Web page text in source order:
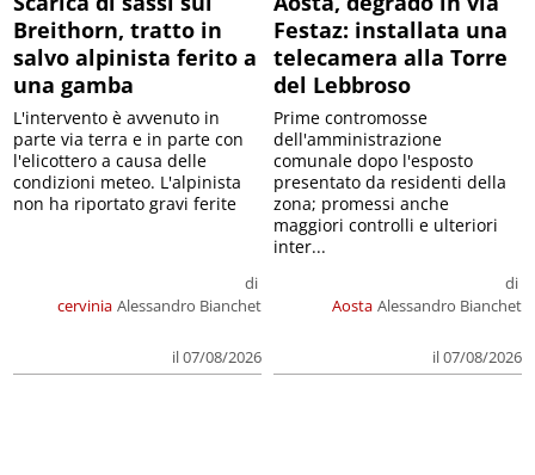
Breithorn, tratto in
salvo alpinista ferito a
una gamba
cervinia
di
Alessandro Bianchet
il 07/08/2026
L'intervento è avvenuto in
parte via terra e in parte con
l'elicottero a causa delle
condizioni meteo. L'alpinista
non ha riportato gravi ferite
Festaz: installata una
telecamera alla Torre
del Lebbroso
Aosta
di
Alessandro Bianchet
il 07/08/2026
Prime contromosse
dell'amministrazione
comunale dopo l'esposto
presentato da residenti della
zona; promessi anche
maggiori controlli e ulteriori
inter...